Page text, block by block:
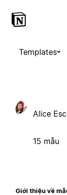
Templates
Alice Esc
15 mẫu
Giới thiệu về